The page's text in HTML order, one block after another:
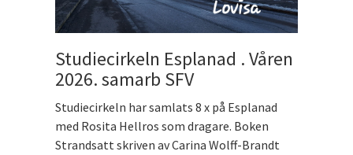
Studiecirkeln Esplanad . Våren
2026. samarb SFV
Studiecirkeln har samlats 8 x på Esplanad
med Rosita Hellros som dragare. Boken
Strandsatt skriven av Carina Wolff-Brandt